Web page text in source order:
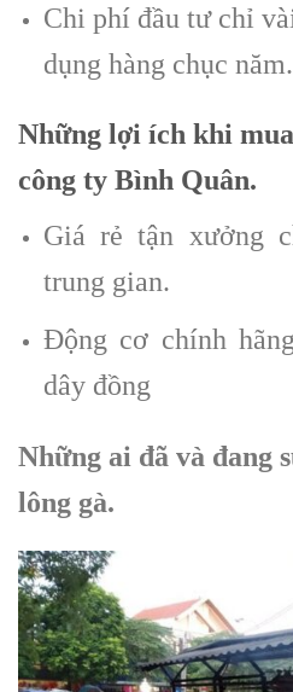
Chi phí đầu tư chỉ
dụng hàng chục năm.
Những lợi ích khi
công ty Bình Quân.
Giá rẻ tận xưởng
trung gian.
Động cơ chính
dây đồng
Những ai đã và đang
lông gà.